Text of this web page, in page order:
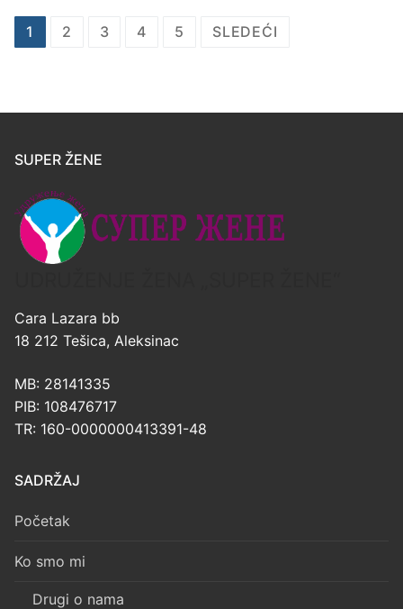
1 2 3 4 5 SLEDEĆI
SUPER ŽENE
Cara Lazara bb
18 212 Tešica, Aleksinac
MB: 28141335
PIB: 108476717
TR: 160-0000000413391-48
SADRŽAJ
Početak
Ko smo mi
Drugi o nama